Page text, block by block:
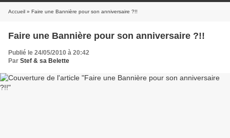
Accueil » Faire une Bannière pour son anniversaire ?!!
Faire une Bannière pour son anniversaire ?!!
Publié le 24/05/2010 à 20:42
Par Stef & sa Belette